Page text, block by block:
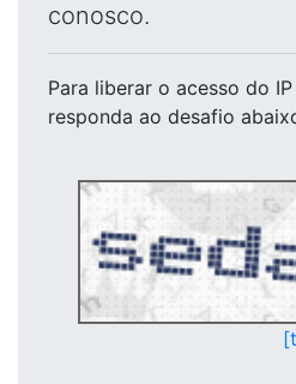
conosco.
Para liberar o acesso do IP
responda ao desafio